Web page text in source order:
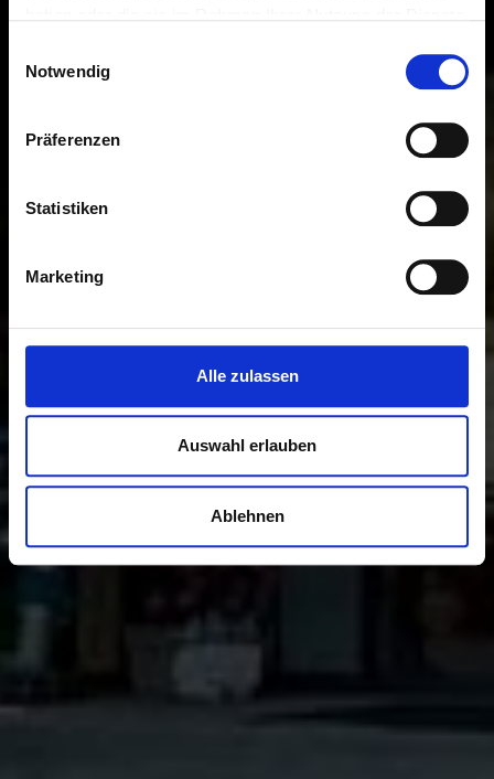
Notwendig
Präferenzen
Statistiken
Marketing
Alle zulassen
Auswahl erlauben
Ablehnen